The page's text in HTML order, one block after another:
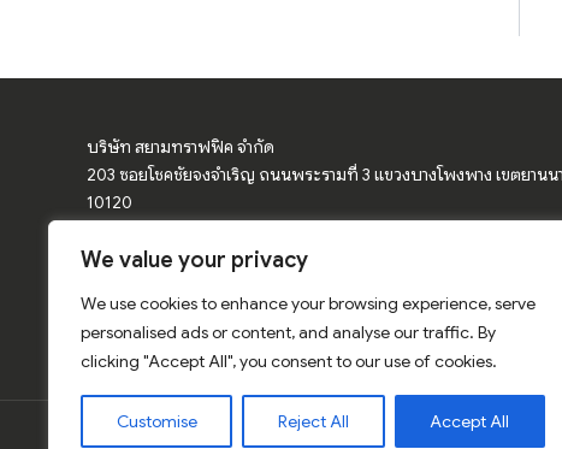
We value your privacy
We use cookies to enhance your browsing experience, serve
personalised ads or content, and analyse our traffic. By
clicking "Accept All", you consent to our use of cookies.
Customise Reject All Accept All
บริษัท สยามทราฟฟิค จำกัด
203 ซอยโชคชัยจงจำเริญ ถนนพระรามที่ 3 แขวงบางโพงพาง เขตยานน
10120
จำหน่ายอุปกรณ์จราจร ป้ายจราจร ป้ายเตือน กรวยจราจร แผงกั้นจราจร ป้
การ์ดเรล ป้ายเซฟตี้ สีเทอร์โมพลาสติก สติ๊กเกอร์สะท้อนแสง อุปกรณ์จรา